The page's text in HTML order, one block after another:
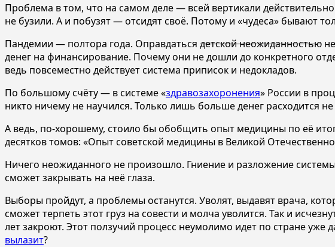
Проблема в том, что на самом деле — всей вертикали
не бузили. А и побузят — отсидят своё. Потому и «чудеса» бывают
Пандемии — полтора года. Оправдаться детской неожиданностью
денег на финансирование. Почему они не дошли до конкретного
ведь повсеместно действует система приписок и недокладов.
По большому счёту — в системе «здравозахоронения» России в
никто ничему не научился. Только лишь больше денег расходится
А ведь, по-хорошему, стоило бы обобщить опыт медицины по её
десятков томов: «Опыт советской медицины в Великой
Ничего неожиданного не произошло. Гниение и разложение
сможет закрывать на неё глаза.
Выборы пройдут, а проблемы останутся. Уволят, выдавят врача,
сможет терпеть этот груз на совести и молча уволится. Так и
лет закроют. Этот ползучий процесс неумолимо идет по стране уже
вылазит?